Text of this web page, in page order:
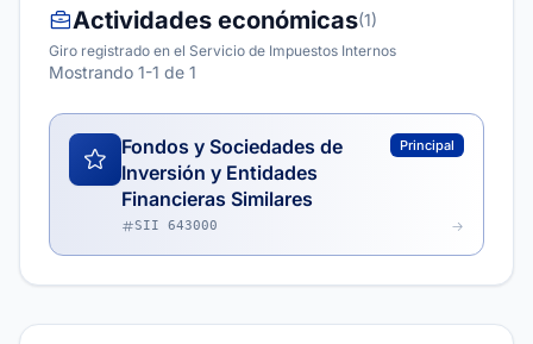
Actividades económicas(1)
Giro registrado en el Servicio de Impuestos Internos
Mostrando 1-1 de 1
Fondos y Sociedades de
Inversión y Entidades
Financieras Similares
Principal
SII 643000